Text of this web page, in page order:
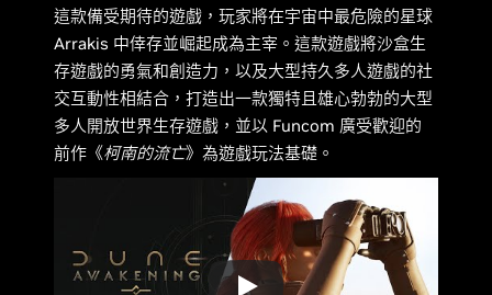
這款備受期待的遊戲，玩家將在宇宙中最危險的星球
Arrakis 中倖存並崛起成為主宰。這款遊戲將沙盒生
存遊戲的勇氣和創造力，以及大型持久多人遊戲的社
交互動性相結合，打造出一款獨特且雄心勃勃的大型
多人開放世界生存遊戲，並以 Funcom 廣受歡迎的
前作《柯南的流亡》為遊戲玩法基礎。